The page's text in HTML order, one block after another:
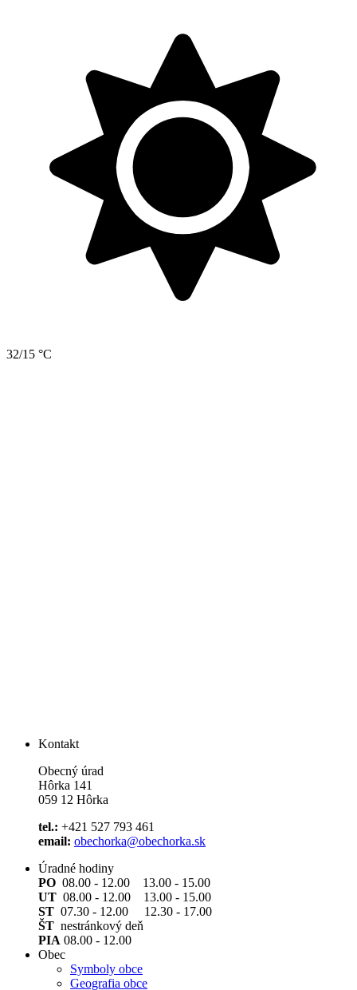
32/15 °C
Kontakt
Obecný úrad
Hôrka 141
059 12 Hôrka
tel.: +421 527 793 461
email: obechorka@obechorka.sk
Úradné hodiny
PO 08.00 - 12.00 13.00 - 15.00
UT 08.00 - 12.00 13.00 - 15.00
ST 07.30 - 12.00 12.30 - 17.00
ŠT nestránkový deň
PIA 08.00 - 12.00
Obec
Symboly obce
Geografia obce